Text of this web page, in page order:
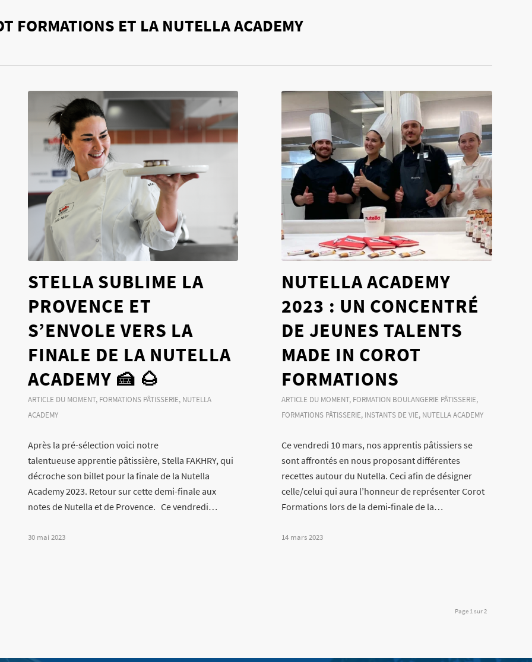
FORMATIONS ET LA NUTELLA ACADEMY
STELLA SUBLIME LA
PROVENCE ET
S’ENVOLE VERS LA
FINALE DE LA NUTELLA
ACADEMY 🍰 🌰
ARTICLE DU MOMENT, FORMATIONS PÂTISSERIE, NUTELLA
ACADEMY
Après la pré-sélection voici notre
talentueuse apprentie pâtissière, Stella FAKHRY, qui
décroche son billet pour la finale de la Nutella
Academy 2023. Retour sur cette demi-finale aux
notes de Nutella et de Provence. Ce vendredi…
30 mai 2023
NUTELLA ACADEMY
2023 : UN CONCENTRÉ
DE JEUNES TALENTS
MADE IN COROT
FORMATIONS
ARTICLE DU MOMENT, FORMATION BOULANGERIE PÂTISSERIE,
FORMATIONS PÂTISSERIE, INSTANTS DE VIE, NUTELLA ACADEMY
Ce vendredi 10 mars, nos apprentis pâtissiers se
sont affrontés en nous proposant différentes
recettes autour du Nutella. Ceci afin de désigner
celle/celui qui aura l’honneur de représenter Corot
Formations lors de la demi-finale de la…
14 mars 2023
Page 1 sur 2